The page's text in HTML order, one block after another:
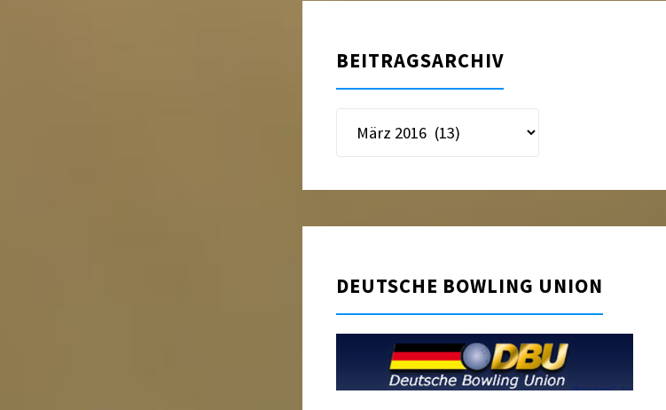
BEITRAGSARCHIV
Beitragsarchiv
DEUTSCHE BOWLING UNION